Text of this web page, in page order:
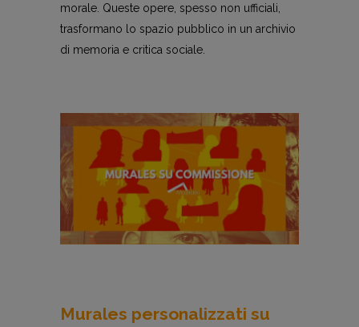
morale. Queste opere, spesso non ufficiali,
trasformano lo spazio pubblico in un archivio
di memoria e critica sociale.
Murales personalizzati su